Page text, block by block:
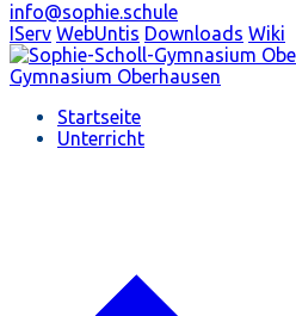
info@sophie.schule
IServ WebUntis Downloads Wiki
Gymnasium Oberhausen
Startseite
Unterricht